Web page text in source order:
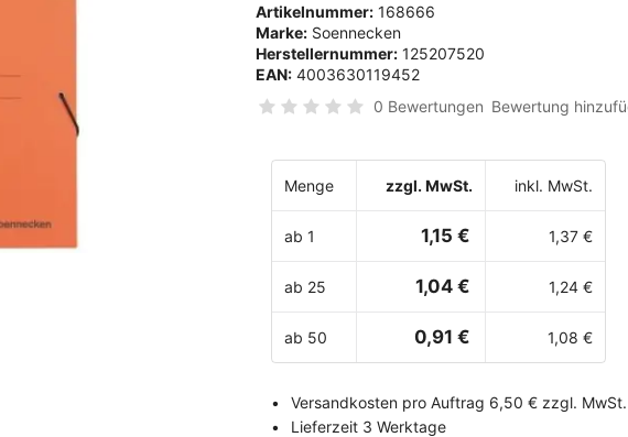
Artikelnummer: 168666
Marke: Soennecken
Herstellernummer: 125207520
EAN: 4003630119452
0 Bewertungen Bewertung
Menge zzgl. MwSt. inkl. MwSt.
ab 1 1,15 € 1,37 €
ab 25 1,04 € 1,24 €
ab 50 0,91 € 1,08 €
Versandkosten pro Auftrag 6,50 € zzgl. MwSt.
Lieferzeit 3 Werktage